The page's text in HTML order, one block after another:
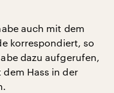
auch mit dem
korrespondiert, so
dazu aufgerufen,
dem Hass in der